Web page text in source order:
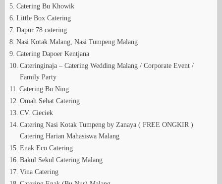
Catering Bu Khowik
Little Box Catering
Dapur 78 catering
Nasi Kotak Malang, Nasi Tumpeng Malang
Catering Dapoer Kentjana
Cateringinaja – Catering Wedding Malang / Corporate Event /
Family Party
Catering Bu Ning
Omah Sehat Catering
CV. Cieciek
Catering Nasi Kotak Tumpeng by Zanaya ( FREE ONGKIR )
Catering Harian Mahasiswa Malang
Enak Eco Catering
Bakul Sekul Catering Malang
Vina Catering